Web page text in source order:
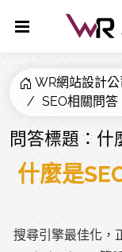
WR網站設計公
SEO相關問答
問答標題：什
什麼是
搜尋引擎最佳化，